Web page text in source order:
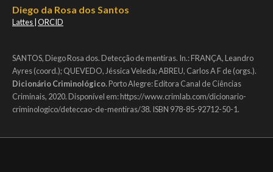
Diego da Rosa dos Santos
Lattes ORCID
SANTOS, Diego Rosa dos. Detecção de mentiras. In.: FRANÇA, Leandro
Ayres (coord.); QUEVEDO, Jéssica Veleda; ABREU, Carlos A F de (orgs.).
Dicionário Criminológico. Porto Alegre: Editora Canal de Ciências
Criminais, 2020. Disponível em: https://www.crimlab.com/dicionario-
criminologico/deteccao-de-mentiras/38. ISBN 978-85-92712-50-1.